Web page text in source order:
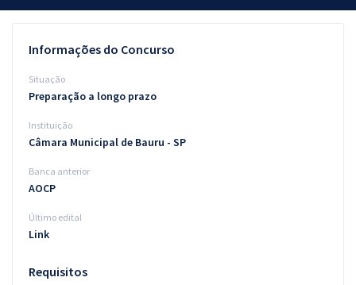
Questões grátis
Blog
Aprovados
Atendimento
Informações do Concurso
Situação
Preparação a longo prazo
Instituição
Câmara Municipal de Bauru - SP
Banca anterior
AOCP
Último edital
Link
Requisitos